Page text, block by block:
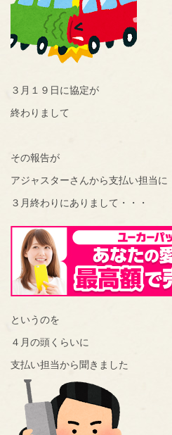
３月１９日に協定が
終わりまして
その報告が
アジャスターさんから支払い担当に
３月終わりにありまして・・・
というのを
４月の頭くらいに
支払い担当から聞きました